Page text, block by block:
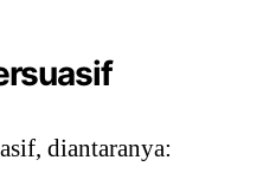
diantaranya: